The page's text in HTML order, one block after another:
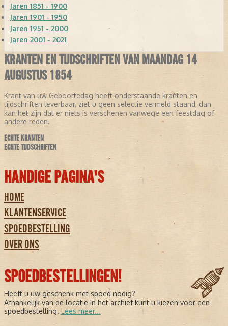
Jaren 1851 - 1900
Jaren 1901 - 1950
Jaren 1951 - 2000
Jaren 2001 - 2021
KRANTEN EN TIJDSCHRIFTEN VAN MAANDAG 14
AUGUSTUS 1854
Krant van uw Geboortedag heeft onderstaande kranten en
tijdschriften leverbaar, ziet u geen selectie vermeld staand, dan
kan het zijn dat er niets is verschenen vanwege een feestdag of
andere reden.
ECHTE KRANTEN
ECHTE TIJDSCHRIFTEN
HANDIGE PAGINA'S
HOME
KLANTENSERVICE
SPOEDBESTELLING
OVER ONS
SPOEDBESTELLINGEN!
Heeft u uw geschenk met spoed nodig?
Afhankelijk van de locatie in het archief kunt u kiezen voor een
spoedbestelling. Lees meer...